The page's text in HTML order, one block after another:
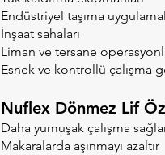
Endüstriyel taşıma
İnşaat sahaları
Liman ve tersane
Esnek ve kontrollü çalışma
Nuflex Dönmez Lif
Daha yumuşak çalışma
Makaralarda aşınmayı azaltır